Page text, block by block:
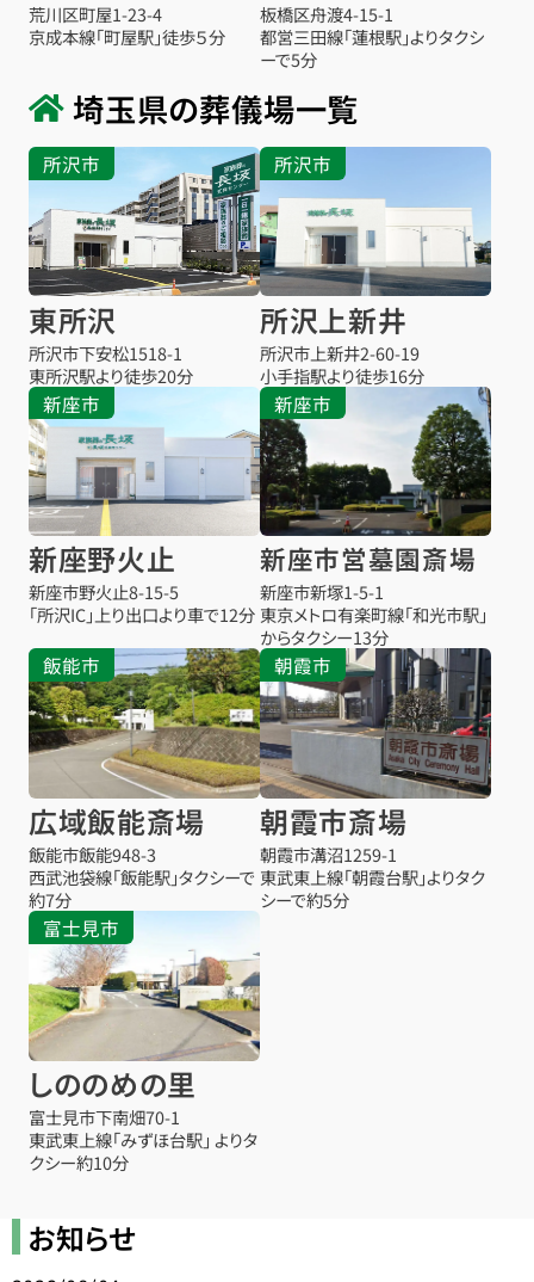
荒川区町屋1-23-4
京成本線「町屋駅」徒歩５分
板橋区舟渡4-15-1
都営三田線「蓮根駅」よりタクシ
ーで5分
埼玉県の葬儀場一覧
所沢市
東所沢
所沢市下安松1518-1
東所沢駅より徒歩20分
所沢市
所沢上新井
所沢市上新井2-60-19
小手指駅より徒歩16分
新座市
新座野火止
新座市野火止8-15-5
「所沢IC」上り出口より車で12分
新座市
新座市営墓園斎場
新座市新塚1-5-1
東京メトロ有楽町線「和光市駅」
からタクシー13分
飯能市
広域飯能斎場
飯能市飯能948-3
西武池袋線「飯能駅」タクシーで
約7分
朝霞市
朝霞市斎場
朝霞市溝沼1259-1
東武東上線「朝霞台駅」よりタク
シーで約5分
富士見市
しののめの里
富士見市下南畑70-1
東武東上線「みずほ台駅」 よりタ
クシー約10分
お知らせ